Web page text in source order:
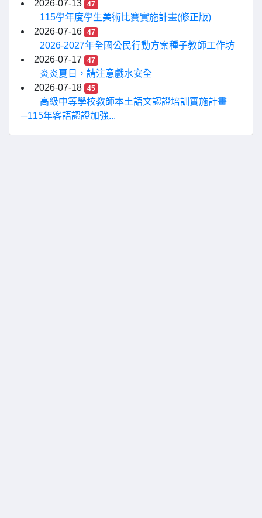
2026-07-13
47
115學年度學生美術比賽實施計畫(修正版)
2026-07-16
47
2026-2027年全國公民行動方案種子教師工作坊
2026-07-17
47
炎炎夏日，請注意戲水安全
2026-07-18
45
高級中等學校教師本土語文認證培訓實施計畫
─115年客語認證加強...